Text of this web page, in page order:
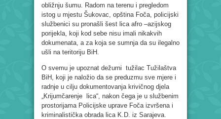
obližnju šumu. Radom na terenu i pregledom
istog u mjestu Šukovac, opština Foča, policijski
službenici su pronašli šest lica afro –azijskog
porijekla, koji kod sebe nisu imali nikakvih
dokumenata, a za koja se sumnja da su ilegalno
ušli na teritoriju BiH.
O svemu je upoznat dežurni tužilac Tužilaštva
BiH, koji je naložio da se preduzmu sve mjere i
radnje u cilju dokumentovanja krivičnog djela
„Krijumčarenje lica“, nakon čega je u službenim
prostorijama Policijske uprave Foča izvršena i
kriminalistička obrada lica K.D. iz Sarajeva.